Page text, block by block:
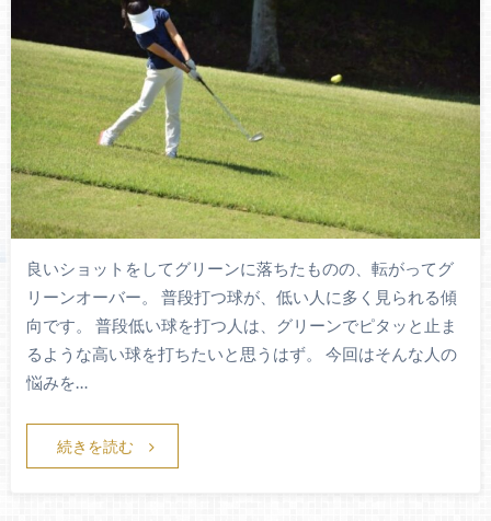
良いショットをしてグリーンに落ちたものの、転がってグ
リーンオーバー。 普段打つ球が、低い人に多く見られる傾
向です。 普段低い球を打つ人は、グリーンでピタッと止ま
るような高い球を打ちたいと思うはず。 今回はそんな人の
悩みを…
続きを読む